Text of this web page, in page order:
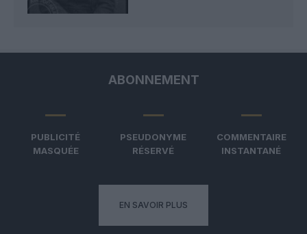
ABONNEMENT
PUBLICITÉ
MASQUÉE
PSEUDONYME
RÉSERVÉ
COMMENTAIRE
INSTANTANÉ
EN SAVOIR PLUS